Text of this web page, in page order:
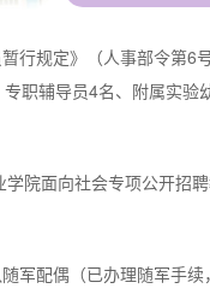
行规定》（人事部令第6
职辅导员4名、附属实验
院面向社会专项公开招
军配偶（已办理随军手